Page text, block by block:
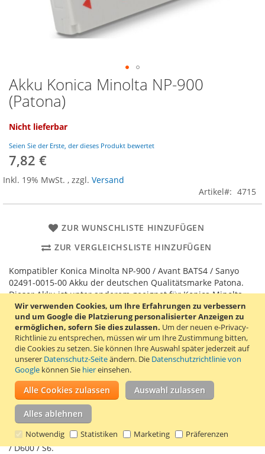
Wir verwenden Cookies, um Ihre Erfahrungen zu verbessern
und um Google die Platzierung personalisierter Anzeigen zu
ermöglichen, sofern Sie dies zulassen. Um der neuen e-Privacy-
Richtlinie zu entsprechen, müssen wir um Ihre Zustimmung bitten,
die Cookies zu setzen.Sie können Ihre Auswahl später jederzeit auf
unserer Datenschutz-Seiteändern. Die Datenschutzrichtlinie von
Google können Sie hiereinsehen.
Alle Cookies zulassen Auswahl zulassen
Alles ablehnen
Notwendig Statistiken Marketing Präferenzen
Zum
Anfang
der
springen
Akku Konica Minolta NP-900
(Patona)
Nicht lieferbar
Seien Sie der Erste, der dieses Produkt bewertet
7,82 €
Inkl. 19% MwSt. , zzgl. Versand
Artikel
4715
ZUR WUNSCHLISTE HINZUFÜGEN
ZUR VERGLEICHSLISTE HINZUFÜGEN
Kompatibler Konica Minolta NP-900 / Avant BATS4 / Sanyo
02491-0015-00 Akku der deutschen Qualitätsmarke Patona.
Dieser Akku ist unter anderem geeignet für Konica Minolta
Dimage E40 / E50, Acer CS 6531-N / CS-5530, Agfa 4Ti, Aosta
DA 4092 / DA 5091 / DA 5092 / DA 5094, Avant S4 / S5 / S6,
BenQ DC E43 / DC E53 / DC E720, Kyocera Yashica EZ 4033,
Maginon Performic S5, Maginon Slimline X4 / X5 / X6 / X50 /
X60 / XS6, Minox DC 4211 / DC 5222 / DC 6311, Praktica
Luxmedia 7103, Prosio Slim Neo Xc534 / Xi, Revue DC5 super
slim / DC50 slim / DC55 slim / DC6 / DC65 slim / DC7, Rollei
DS6, Rollei Prego DP4200 / DP5200 / DP5700 / DP6200, Sealife
Reefmaster DC 500, TCM Tchibo Slimline X4, Medion Traveler
(Aldi) DC- 5080, Medion Traveler (Aldi) Slimline X4 / X5 / X6,
Medion Traveler (Aldi) SuperSlim XS7, UFO DS5331 / DS5080 /
DS5332, Vivitar ViviCam 5340s, Voigtländer Virtus D4 / D5 / D6
/ D600 / S6.